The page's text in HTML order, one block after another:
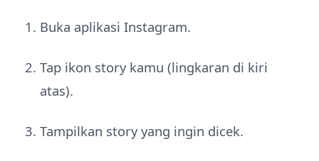
Buka aplikasi Instagram.
Tap ikon story kamu (lingkaran di kiri
atas).
Tampilkan story yang ingin dicek.